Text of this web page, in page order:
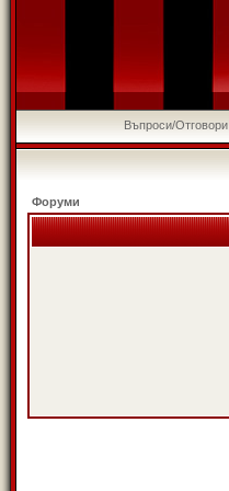
Въпроси/Отговори
Форуми